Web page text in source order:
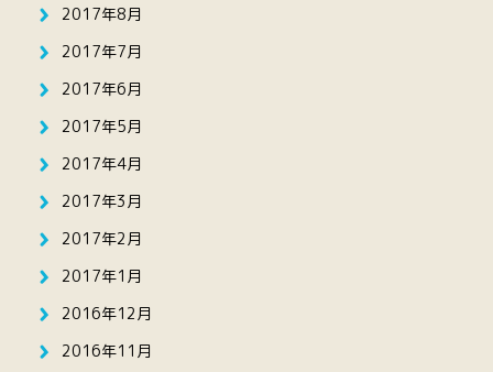
2017年8月
2017年7月
2017年6月
2017年5月
2017年4月
2017年3月
2017年2月
2017年1月
2016年12月
2016年11月